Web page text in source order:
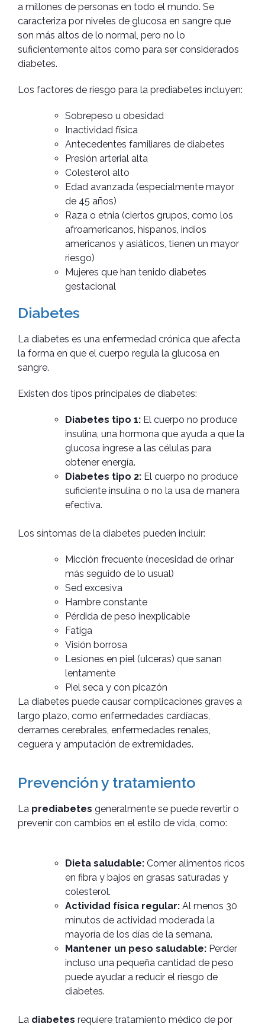
a millones de personas en todo el mundo. Se
caracteriza por niveles de glucosa en sangre que
son más altos de lo normal, pero no lo
suficientemente altos como para ser considerados
diabetes.
Los factores de riesgo para la prediabetes incluyen:
Sobrepeso u obesidad
Inactividad física
Antecedentes familiares de diabetes
Presión arterial alta
Colesterol alto
Edad avanzada (especialmente mayor
de 45 años)
Raza o etnia (ciertos grupos, como los
afroamericanos, hispanos, indios
americanos y asiáticos, tienen un mayor
riesgo)
Mujeres que han tenido diabetes
gestacional
Diabetes
La diabetes es una enfermedad crónica que afecta
la forma en que el cuerpo regula la glucosa en
sangre.
Existen dos tipos principales de diabetes:
Diabetes tipo 1: El cuerpo no produce
insulina, una hormona que ayuda a que la
glucosa ingrese a las células para
obtener energía.
Diabetes tipo 2: El cuerpo no produce
suficiente insulina o no la usa de manera
efectiva.
Los síntomas de la diabetes pueden incluir:
Micción frecuente (necesidad de orinar
más seguido de lo usual)
Sed excesiva
Hambre constante
Pérdida de peso inexplicable
Fatiga
Visión borrosa
Lesiones en piel (ulceras) que sanan
lentamente
Piel seca y con picazón
La diabetes puede causar complicaciones graves a
largo plazo, como enfermedades cardíacas,
derrames cerebrales, enfermedades renales,
ceguera y amputación de extremidades.
Prevención y tratamiento
La prediabetes generalmente se puede revertir o
prevenir con cambios en el estilo de vida, como:
Dieta saludable: Comer alimentos ricos
en fibra y bajos en grasas saturadas y
colesterol.
Actividad física regular: Al menos 30
minutos de actividad moderada la
mayoría de los días de la semana.
Mantener un peso saludable: Perder
incluso una pequeña cantidad de peso
puede ayudar a reducir el riesgo de
diabetes.
La diabetes requiere tratamiento médico de por